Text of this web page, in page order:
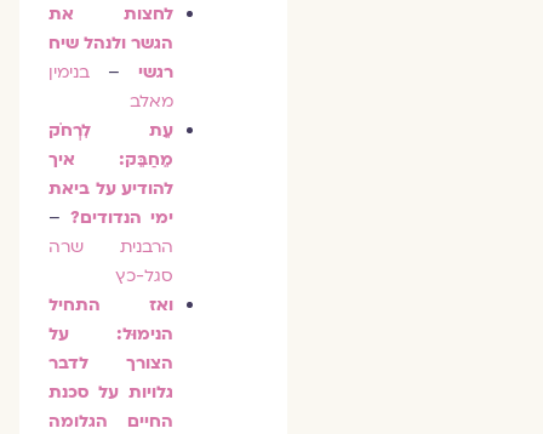
לחצות את
הגשר ולנהל שיח
רגשי–
בנימין
מאלב
עֵת לִרְחֹק
מֵחַבֵּק: איך
להודיע על ביאת
ימי הנדודים? –
הרבנית שרה
סגל-כץ
ואז התחיל
הנימוּל: על
הצורך לדבר
גלויות על סכנת
החיים הגלומה